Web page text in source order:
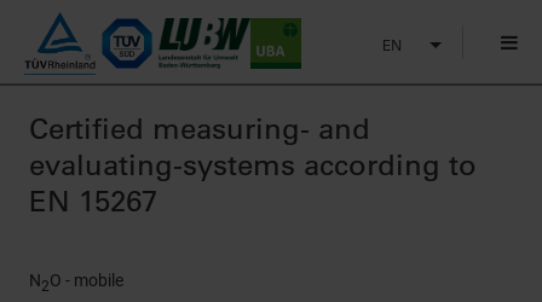
EN
Certified measuring- and
evaluating-systems according to
EN 15267
N2O - mobile